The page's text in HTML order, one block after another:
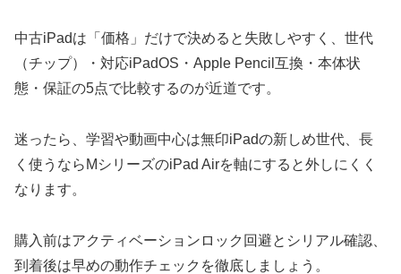
中古iPadは「価格」だけで決めると失敗しやすく、世代
（チップ）・対応iPadOS・Apple Pencil互換・本体状
態・保証の5点で比較するのが近道です。
迷ったら、学習や動画中心は無印iPadの新しめ世代、長
く使うならMシリーズのiPad Airを軸にすると外しにくく
なります。
購入前はアクティベーションロック回避とシリアル確認、
到着後は早めの動作チェックを徹底しましょう。